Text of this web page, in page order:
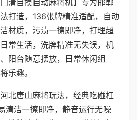
打造，136张牌精准适配，自动
材质，污渍一擦即净，打理超
常生活，洗牌精准无失误，机
阳台随意摆放，日常休闲组
乐趣。
北唐山麻将玩法，经典吃碰杠
清洁一擦即净，静音运行无噪